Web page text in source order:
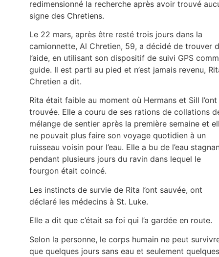
redimensionné la recherche après avoir trouvé
signe des Chretiens.
Le 22 mars, après être resté trois jours dans la
camionnette, Al Chretien, 59, a décidé de trouver
l’aide, en utilisant son dispositif de suivi GPS
guide. Il est parti au pied et n’est jamais revenu,
Chretien a dit.
Rita était faible au moment où Hermans et Sill l’ont
trouvée. Elle a couru de ses rations de collations
mélange de sentier après la première semaine et
ne pouvait plus faire son voyage quotidien à un
ruisseau voisin pour l’eau. Elle a bu de l’eau
pendant plusieurs jours du ravin dans lequel le
fourgon était coincé.
Les instincts de survie de Rita l’ont sauvée, ont
déclaré les médecins à St. Luke.
Elle a dit que c’était sa foi qui l’a gardée en route.
Selon la personne, le corps humain ne peut
que quelques jours sans eau et seulement quelques